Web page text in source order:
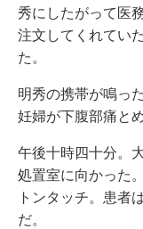
秀にしたがって医
注文してくれてい
た。
明秀の携帯が鳴っ
妊婦が下腹部痛と
午後十時四十分。
処置室に向かった
トンタッチ。患者
だ。